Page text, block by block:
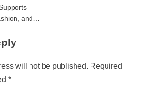
and
will not be published. Required
*